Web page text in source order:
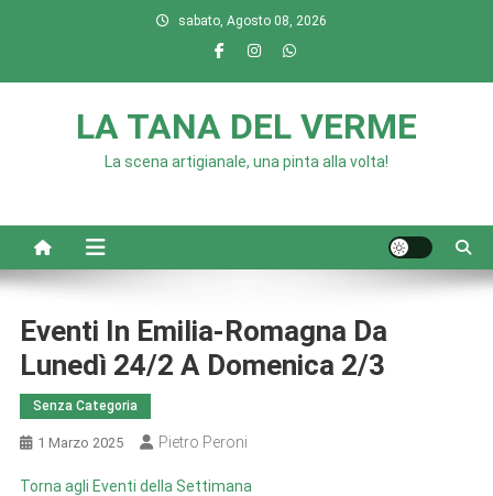
sabato, Agosto 08, 2026
LA TANA DEL VERME
La scena artigianale, una pinta alla volta!
Eventi In Emilia-Romagna Da
Lunedì 24/2 A Domenica 2/3
Senza Categoria
1 Marzo 2025 Pietro Peroni
Torna agli Eventi della Settimana